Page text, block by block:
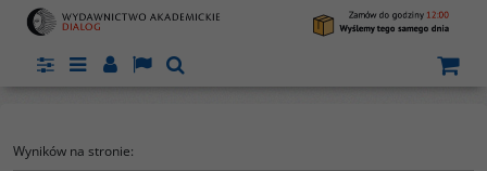
PanelMenuPanelLangSzukaj
Wyników na stronie: